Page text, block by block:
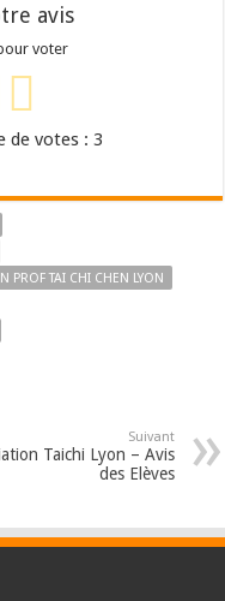
avis
voter
de votes :3
PROF TAI CHI CHEN LYON
Suivant
Taichi Lyon – Avis
des Elèves